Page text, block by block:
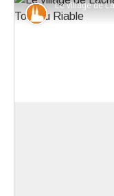
Patrimoine et